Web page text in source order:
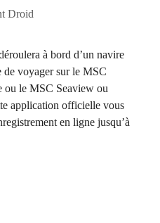
Droid
à bord d’un navire
de voyager sur le MSC
ou le MSC Seaview ou
application officielle vous
en ligne jusqu’à